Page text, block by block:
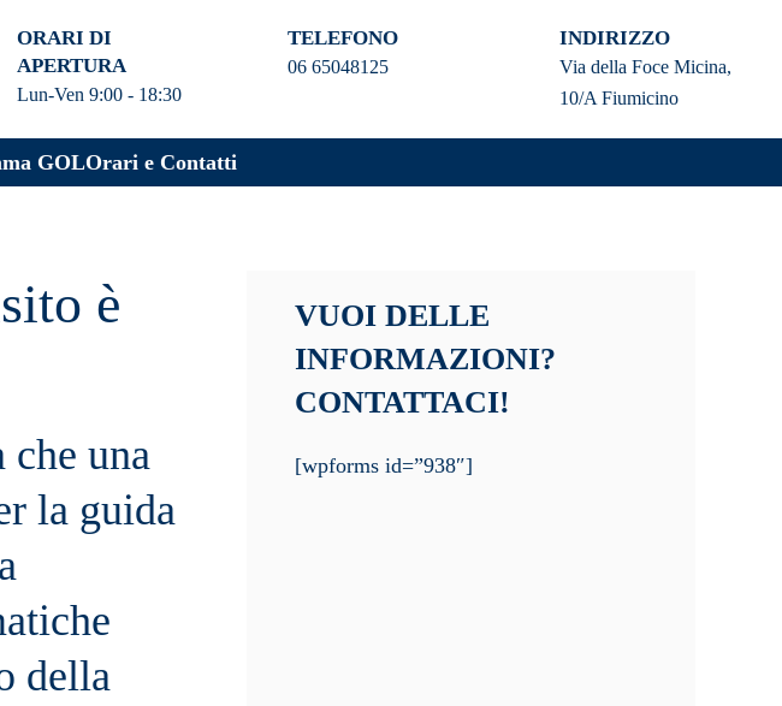
ORARI DI
APERTURA
Lun-Ven 9:00 - 18:30
TELEFONO
06 65048125
INDIRIZZO
Via della Foce Micina,
10/A Fiumicino
GOLOrari e Contatti
è
che una
la guida
della
VUOI DELLE
INFORMAZIONI?
CONTATTACI!
[wpforms id=”938″]